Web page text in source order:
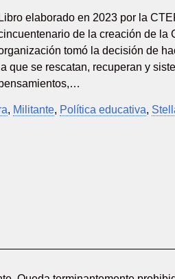
Libro elaborado en 2023 por la
de la creación de la
tomó la decisión de
la que se rescatan, recuperan y
, Militante, Política educativa,